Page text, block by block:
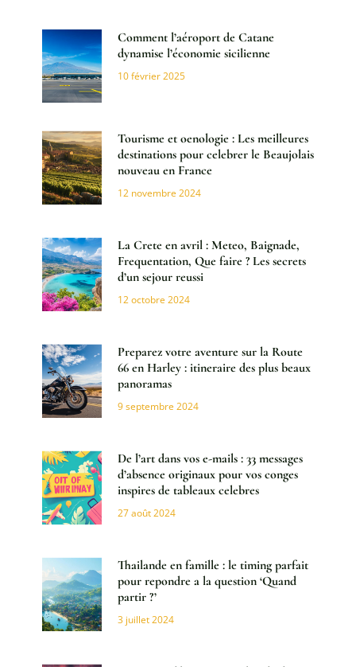
Comment l’aéroport de Catane
dynamise l’économie sicilienne
10 février 2025
Tourisme et oenologie : Les meilleures
destinations pour celebrer le Beaujolais
nouveau en France
12 novembre 2024
La Crete en avril : Meteo, Baignade,
Frequentation, Que faire ? Les secrets
d’un sejour reussi
12 octobre 2024
Preparez votre aventure sur la Route
66 en Harley : itineraire des plus beaux
panoramas
9 septembre 2024
De l’art dans vos e-mails : 33 messages
d’absence originaux pour vos conges
inspires de tableaux celebres
27 août 2024
Thailande en famille : le timing parfait
pour repondre a la question ‘Quand
partir ?’
3 juillet 2024